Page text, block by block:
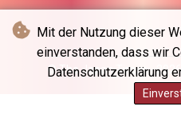
Mit der Nutzung dieser
einverstanden, dass wir
Datenschutzerklärung
© The Japan Times -